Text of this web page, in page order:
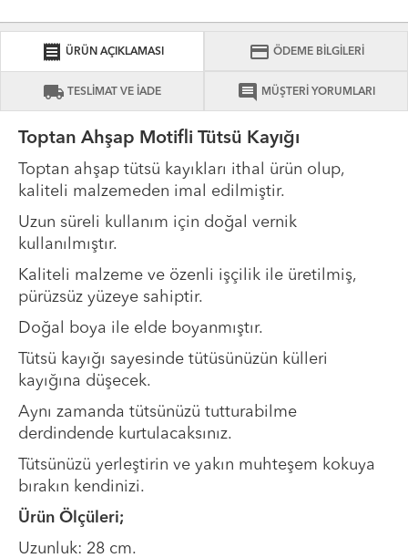
receipt ÜRÜN AÇIKLAMASI credit_card ÖDEME BİLGİLERİ
local_shipping TESLİMAT VE İADE comment MÜŞTERİ YORUMLARI
Toptan Ahşap Motifli Tütsü Kayığı
Toptan ahşap tütsü kayıkları ithal ürün olup,
kaliteli malzemeden imal edilmiştir.
Uzun süreli kullanım için doğal vernik
kullanılmıştır.
Kaliteli malzeme ve özenli işçilik ile üretilmiş,
pürüzsüz yüzeye sahiptir.
Doğal boya ile elde boyanmıştır.
Tütsü kayığı sayesinde tütüsünüzün külleri
kayığına düşecek.
Aynı zamanda tütsünüzü tutturabilme
derdindende kurtulacaksınız.
Tütsünüzü yerleştirin ve yakın muhteşem kokuya
bırakın kendinizi.
Ürün Ölçüleri;
Uzunluk: 28 cm.